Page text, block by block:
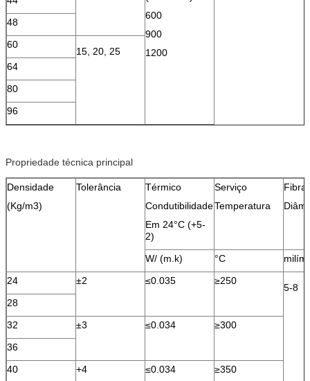
600
900
1200
48
60
15, 20, 25
64
80
96
Propriedade técnica principal
Densidade
(Kg/m3)
Tolerância
Térmico
Condutibilidade
Em 24°C (+5-
2)
Serviço
Temperatura
Fibra
W/ (m.k) °C
24
±2 ≤0.035 ≥250
5-8
28
32
±3 ≤0.034
≥300
36
40
+4
≤0.034
≥350